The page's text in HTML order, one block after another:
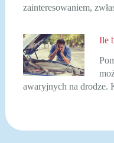
zainteresowaniem,
Ile
awaryjnych na drodze.